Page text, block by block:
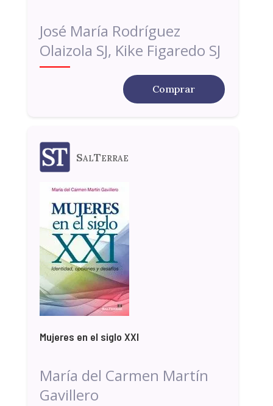
José María Rodríguez
Olaizola SJ, Kike Figaredo SJ
Comprar
SalTerrae
Mujeres en el siglo XXI
María del Carmen Martín
Gavillero